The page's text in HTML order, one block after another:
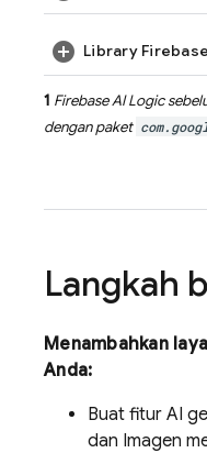
Library
1 Firebase AI Logic
dengan paket
Langkah
Menambahkan
Anda:
Buat fitur AI
dan Imagen